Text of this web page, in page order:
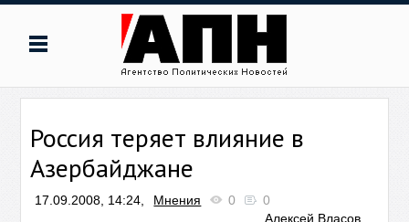
Россия теряет влияние в
Азербайджане
17.09.2008, 14:24, Мнения 0
0
Алексей Власов